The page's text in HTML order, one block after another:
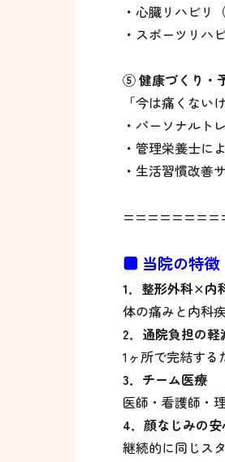
・心臓リハビリ
・ スポーツリハ
⑤ 健康づくり・
「今は痛くない
・ パーソナルト
・管理栄養士に
・ 生活習慣改善
■ 当院の特徴
1．整形外科×内
体の痛みと内科
2．通院負担の軽
1ヶ所で完結する
3．チーム医療
医師・看護師・
4．顔なじみの
継続的に同じス